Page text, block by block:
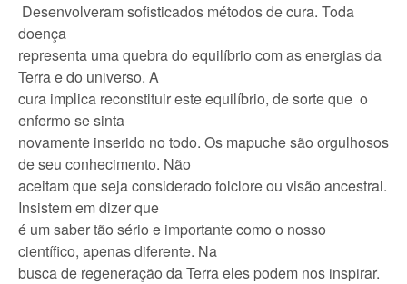
Desenvolveram sofisticados métodos de cura. Toda
doença
representa uma quebra do equilíbrio com as energias da
Terra e do universo. A
cura implica reconstituir este equilíbrio, de sorte que o
enfermo se sinta
novamente inserido no todo. Os mapuche são orgulhosos
de seu conhecimento. Não
aceitam que seja considerado folclore ou visão ancestral.
Insistem em dizer que
é um saber tão sério e importante como o nosso
científico, apenas diferente. Na
busca de regeneração da Terra eles podem nos inspirar.